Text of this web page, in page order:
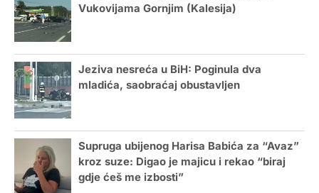
Vukovijama Gornjim (Kalesija)
Jeziva nesreća u BiH: Poginula dva
mladića, saobraćaj obustavljen
Supruga ubijenog Harisa Babića za “Avaz”
kroz suze: Digao je majicu i rekao “biraj
gdje ćeš me izbosti”